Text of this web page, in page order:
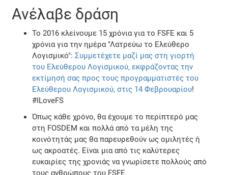
Ανέλαβε δράση
Το 2016 κλείνουμε 15 χρόνια για το FSFE και 5
χρόνια για την ημέρα "Λατρεύω το Ελεύθερο
Λογισμικό":Συμμετέχετε μαζί μας στη γιορτή
του Ελεύθερου Λογισμικού, εκφράζοντας την
εκτίμησή σας προς τους προγραμματιστές του
Ελεύθερου Λογισμικού, στις 14 Φεβρουαρίου!
#ILoveFS
Όπως κάθε χρόνο, θα έχουμε το περίπτερό μας
στη FOSDEM και πολλά από τα μέλη της
κοινότητάς μας θα παρευρεθούν ως ομιλητές ή
ως ακροατές. Είναι μια από τις καλύτερες
ευκαιρίες της χρονιάς να γνωρίσετε πολλούς από
τους ανθρώπους του FSFE.